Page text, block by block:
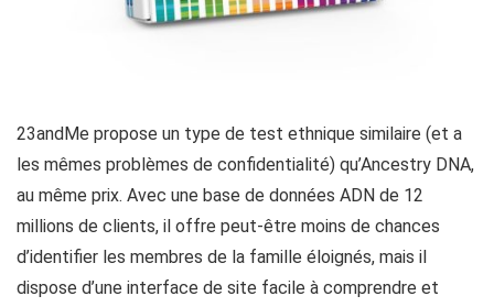
23andMe propose un type de test ethnique similaire (et a
les mêmes problèmes de confidentialité) qu’Ancestry DNA,
au même prix. Avec une base de données ADN de 12
millions de clients, il offre peut-être moins de chances
d’identifier les membres de la famille éloignés, mais il
dispose d’une interface de site facile à comprendre et